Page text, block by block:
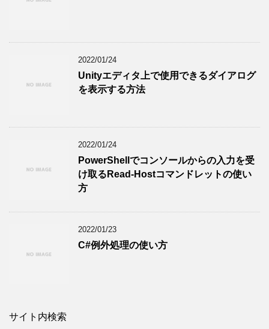
2022/01/24
Unityエディタ上で使用できるダイアログ
を表示する方法
2022/01/24
PowerShellでコンソールからの入力を受
け取るRead-Hostコマンドレットの使い
方
2022/01/23
C#例外処理の使い方
サイト内検索